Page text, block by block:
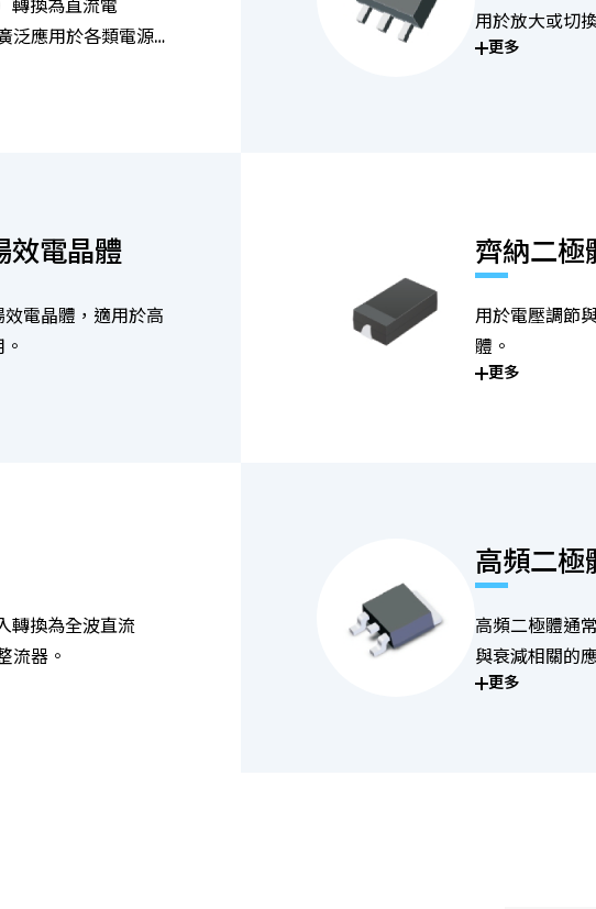
轉換為直流電
泛應用於各類電源
用於放大或切
更多
效電晶體
電晶體，適用於高
齊納二極
用於電壓調節
體。
更多
轉換為全波直流
流器。
高頻二極
高頻二極體通
與衰減相關的
更多